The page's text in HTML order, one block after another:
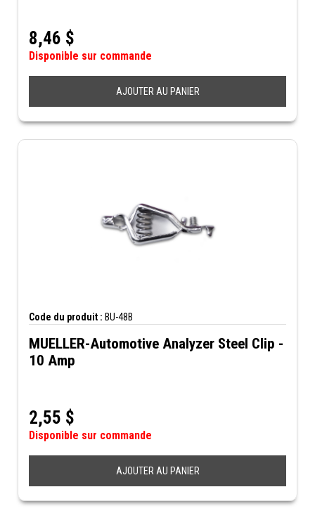
8,46 $
Disponible sur commande
AJOUTER AU PANIER
Code du produit : BU-48B
MUELLER-Automotive Analyzer Steel Clip -
10 Amp
2,55 $
Disponible sur commande
AJOUTER AU PANIER